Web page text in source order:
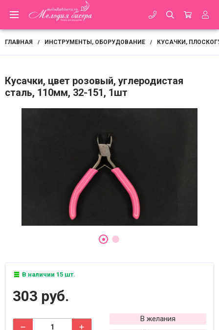
ГЛАВНАЯ / ИНСТРУМЕНТЫ, ОБОРУДОВАНИЕ / КУСАЧКИ,
Кусачки, цвет розовый, углеродистая
сталь, 110мм, 32-151, 1шт
В наличии 15 шт.
303 руб.
В желания